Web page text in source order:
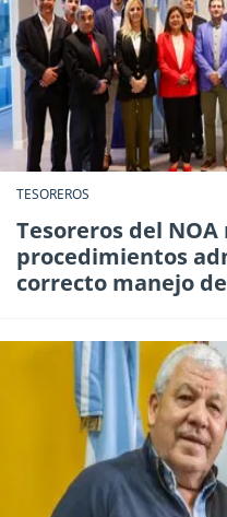
TESOREROS
Tesoreros del
procedimientos
correcto manejo